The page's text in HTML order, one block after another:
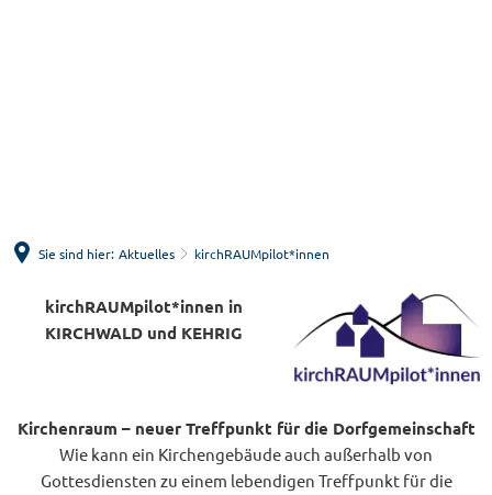
Sie sind hier: Aktuelles kirchRAUMpilot*innen
kirchRAUMpilot*innen
kirchRAUMpilot*innen in
KIRCHWALD und KEHRIG
Kirchenraum – neuer Treffpunkt für die Dorfgemeinschaft
Wie kann ein Kirchengebäude auch außerhalb von
Gottesdiensten zu einem lebendigen Treffpunkt für die